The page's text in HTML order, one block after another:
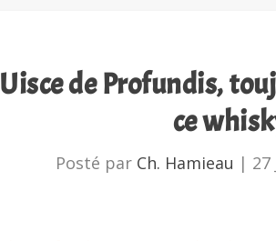
Uisce de Profundis,
ce
Posté par Ch. Hamieau | 27